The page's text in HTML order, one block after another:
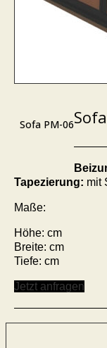
Sofa PM-06
Tapezierung: mit
Maße:
Höhe: cm
Breite: cm
Tiefe: cm
Jetzt anfragen